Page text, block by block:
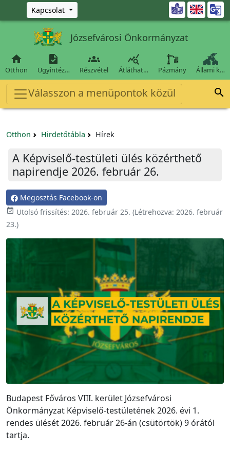
Ugrás a fő tartalomra
Kapcsolat 
Józsefvárosi Önkormányzat

Otthon

Ügyintéz…

Részvétel

Átláthat… Pázmány Állami k…
Válasszon a menüpontok közül 
Otthon Hirdetőtábla Hírek
A Képviselő-testületi ülés közérthető
napirendje 2026. február 26.
Megosztás Facebook-on
 Utolsó frissítés: 2026. február 25. (Létrehozva: 2026. február
23.)
Budapest Főváros VIII. kerület Józsefvárosi
Önkormányzat Képviselő-testületének 2026. évi 1.
rendes ülését 2026. február 26-án (csütörtök) 9 órától
tartja.